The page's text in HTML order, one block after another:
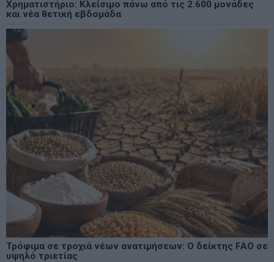
Χρηματιστήριο: Κλείσιμο πάνω από τις 2.600 μονάδες
και νέα θετική εβδομάδα
Τρόφιμα σε τροχιά νέων ανατιμήσεων: Ο δείκτης FAO σε
υψηλό τριετίας